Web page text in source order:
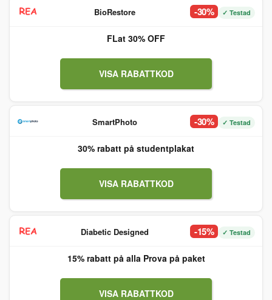
BioRestore -30% ✓ Testad
FLat 30% OFF
VISA RABATTKOD
SmartPhoto -30% ✓ Testad
30% rabatt på studentplakat
VISA RABATTKOD
Diabetic Designed -15% ✓ Testad
15% rabatt på alla Prova på paket
VISA RABATTKOD